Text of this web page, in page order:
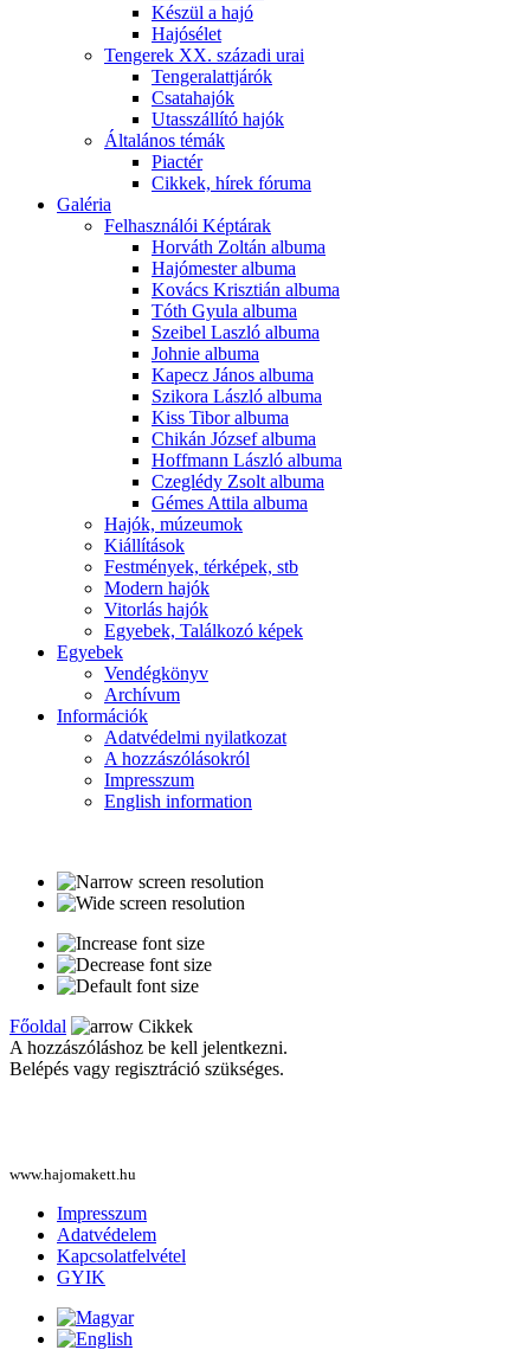
Készül a hajó
Hajósélet
Tengerek XX. századi urai
Tengeralattjárók
Csatahajók
Utasszállító hajók
Általános témák
Piactér
Cikkek, hírek fóruma
Galéria
Felhasználói Képtárak
Horváth Zoltán albuma
Hajómester albuma
Kovács Krisztián albuma
Tóth Gyula albuma
Szeibel Laszló albuma
Johnie albuma
Kapecz János albuma
Szikora László albuma
Kiss Tibor albuma
Chikán József albuma
Hoffmann László albuma
Czeglédy Zsolt albuma
Gémes Attila albuma
Hajók, múzeumok
Kiállítások
Festmények, térképek, stb
Modern hajók
Vitorlás hajók
Egyebek, Találkozó képek
Egyebek
Vendégkönyv
Archívum
Információk
Adatvédelmi nyilatkozat
A hozzászólásokról
Impresszum
English information
Főoldal
Cikkek
A hozzászóláshoz be kell jelentkezni.
Belépés vagy regisztráció szükséges.
www.hajomakett.hu
Impresszum
Adatvédelem
Kapcsolatfelvétel
GYIK